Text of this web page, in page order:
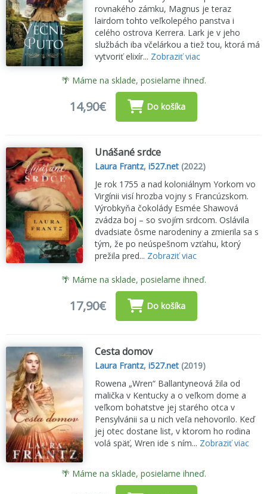
rovnakého zámku, Magnus je teraz
lairdom tohto veľkolepého panstva i
celého ostrova Kerrera. Lark je v jeho
službách iba včelárkou a tiež tou, ktorá má
vytvoriť elixír... Zobraziť viac
🌴 Máme na sklade, posielame ihneď.
14,90€ Do košíka
Unášané srdce
Laura Frantz,i527.net (2022)
Je rok 1755 a nad koloniálnym Yorkom vo
Virgínii visí hrozba vojny s Francúzskom.
Výrobkyňa čokolády Esmée Shawová
zvádza boj – so svojím srdcom. Oslávila
dvadsiate ôsme narodeniny a zmierila sa s
tým, že po neúspešnom vzťahu, ktorý
prežila pred... Zobraziť viac
🌴 Máme na sklade, posielame ihneď.
17,90€ Do košíka
Cesta domov
Laura Frantz,i527.net (2019)
Rowena „Wren“ Ballantyneová žila od
malička v Kentucky a o veľkom dome a
veľkom bohatstve jej starého otca v
Pensylvánii sa u nich veľa nehovorilo. Keď
jej otec dostane list, v ktorom ho rodina
volá späť, Wren ide s ním... Zobraziť viac
🌴 Máme na sklade, posielame ihneď.